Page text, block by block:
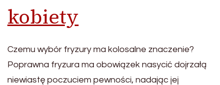
kobiety
Czemu wybór fryzury ma kolosalne znaczenie?
Poprawna fryzura ma obowiązek nasycić dojrzałą
niewiastę poczuciem pewności, nadając jej